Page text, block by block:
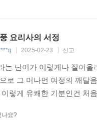
요리사의 서정
2025-02-23 신고
는 단어가 이렇게나 잘어
로 그 머나먼 여정의 깨달
렇게 유쾌한 기분인건 처
나요?